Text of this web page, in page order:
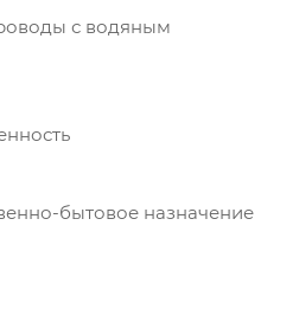
с водяным
бытовое назначение